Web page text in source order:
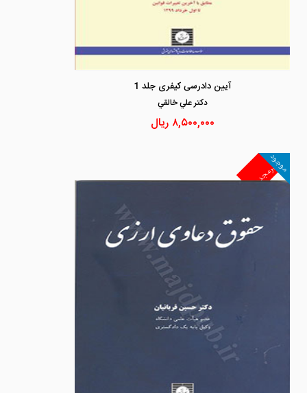
آیین دادرسی کیفری جلد 1
دكتر علي خالقي
۸,۵۰۰,۰۰۰ ریال
غیرمجد
موجود